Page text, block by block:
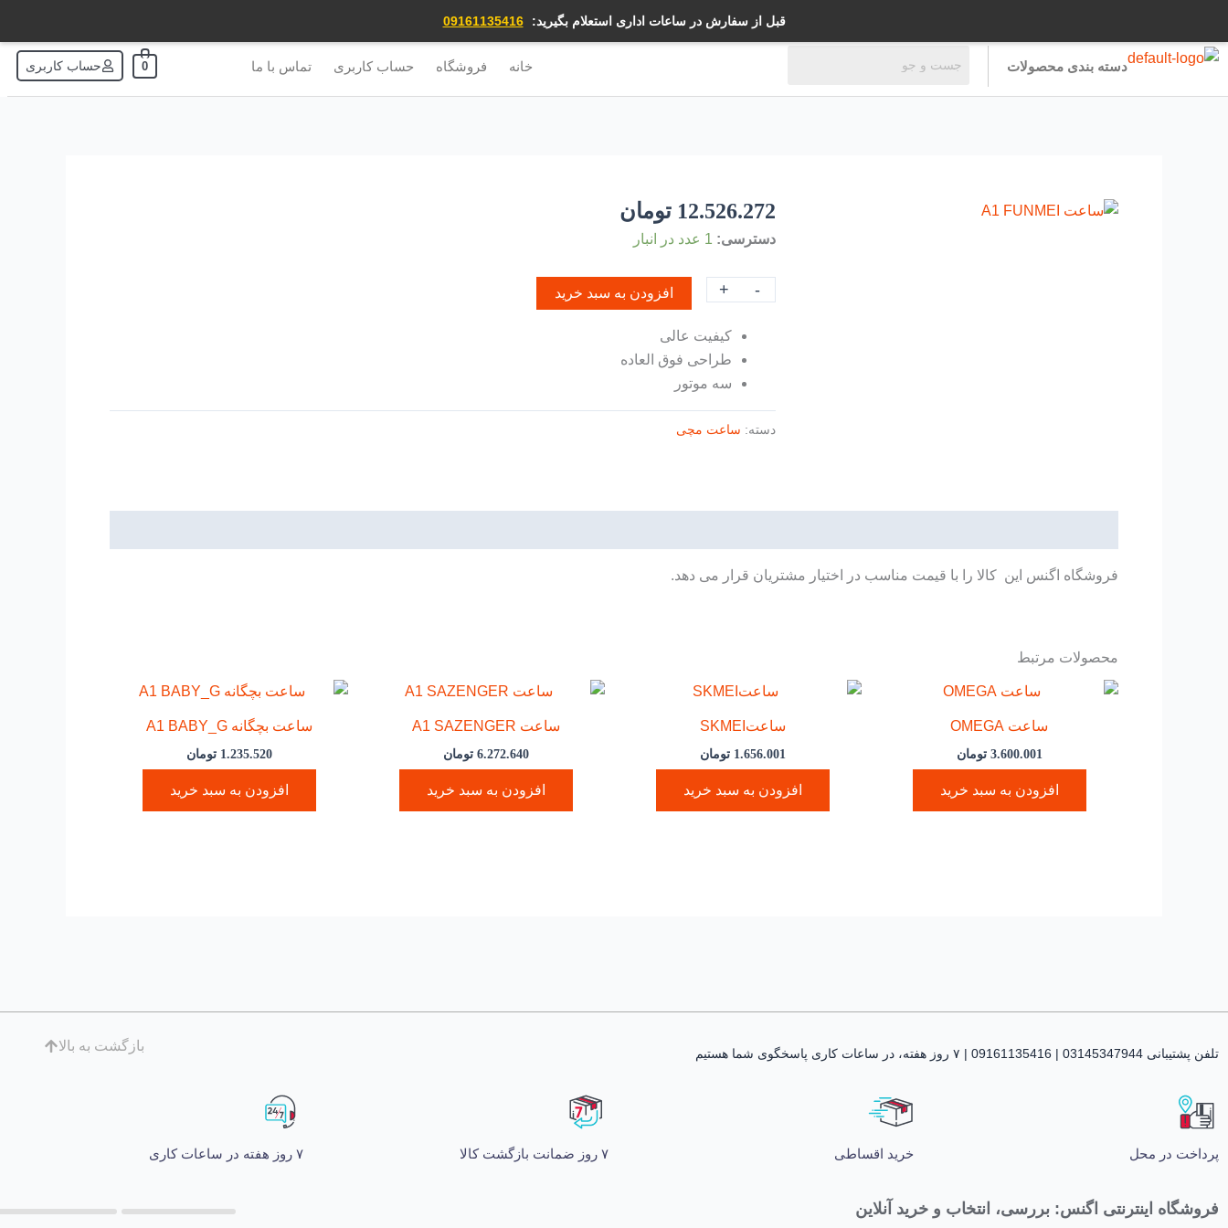
قبل از سفارش در ساعات اداری استعلام بگیرید: 09161135416
محتوا
دسته بندی محصولات خانه فروشگاه حساب کاربری تماس با ما 0 حساب کاربری
12.526.272 تومان
دسترسی: 1 عدد در انبار
-
ساعت
+ افزودن به سبد خرید
کیفیت عالی
طراحی فوق العاده
سه موتور
دسته: ساعت مچی
فروشگاه اگنس این کالا را با قیمت مناسب در اختیار مشتریان قرار می دهد.
محصولات مرتبط
ساعت OMEGA
3.600.001 تومان
افزودن به سبد خرید
ساعتSKMEI
1.656.001 تومان
افزودن به سبد خرید
ساعت A1 SAZENGER
6.272.640 تومان
افزودن به سبد خرید
ساعت بچگانه A1 BABY_G
1.235.520 تومان
افزودن به سبد خرید
تلفن پشتیبانی 03145347944 | 09161135416 | ۷ روز هفته، در ساعات کاری پاسخگوی شما هستیم
بازگشت به بالا
پرداخت در محل خرید اقساطی ۷ روز ضمانت بازگشت کالا ۷ روز هفته در ساعات کاری
فروشگاه اینترنتی اگنس: بررسی، انتخاب و خرید آنلاین